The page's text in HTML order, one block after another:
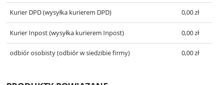
Kurier DPD(wysyłka kurierem DPD) 0,00 zł
Kurier Inpost(wysyłka kurierem Inpost) 0,00 zł
odbiór osobisty(odbiór w siedzibie firmy) 0,00 zł